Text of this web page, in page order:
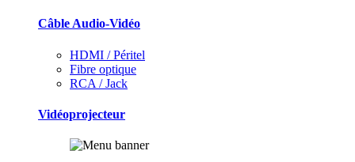
Câble Audio-Vidéo
HDMI / Péritel
Fibre optique
RCA / Jack
Vidéoprojecteur